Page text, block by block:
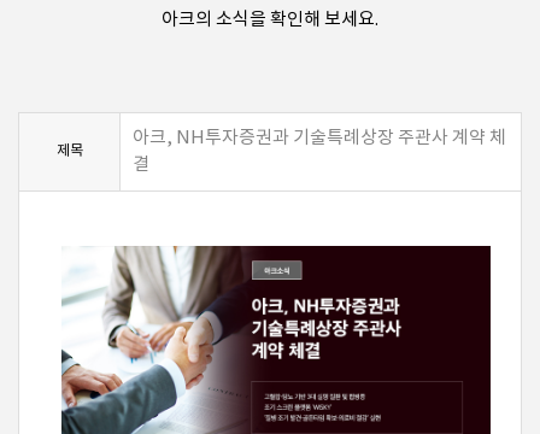
아크의 소식을 확인해 보세요.
제목
아크, NH투자증권과 기술특례상장 주관사 계약 체
결